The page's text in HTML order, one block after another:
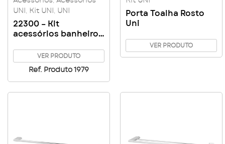
UNI , Kit UNI , UNI
22300 – Kit
acessórios banheiro
VER PRODUTO
Ref. Produto 1979
Porta Toalha Rosto
Uni
VER PRODUTO